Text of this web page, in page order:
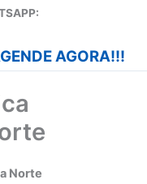
AGORA!!!
Norte